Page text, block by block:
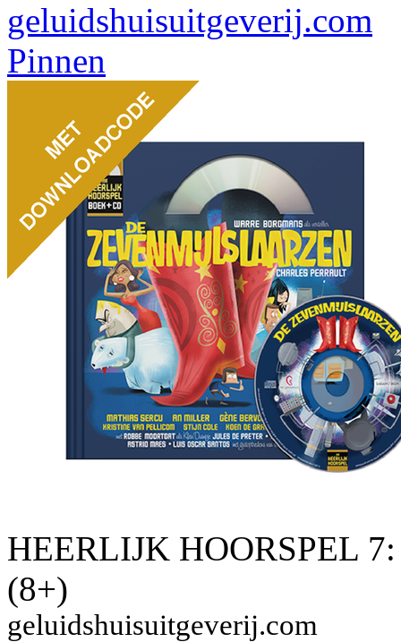
geluidshuisuitgeverij.com
Pinnen
HEERLIJK HOORSPEL
(8+)
geluidshuisuitgeverij.com